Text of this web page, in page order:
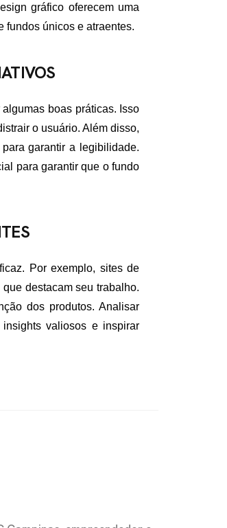
gráfico oferecem uma
fundos únicos e atraentes.
boas práticas. Isso
o usuário. Além disso,
garantir a legibilidade.
para garantir que o fundo
Por exemplo, sites de
destacam seu trabalho.
dos produtos. Analisar
valiosos e inspirar